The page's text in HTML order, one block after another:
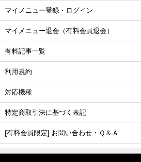
マイメニュー登録・ログイン
マイメニュー退会（有料会員退会）
有料記事一覧
利用規約
対応機種
特定商取引法に基づく表記
[有料会員限定] お問い合わせ・Ｑ＆Ａ